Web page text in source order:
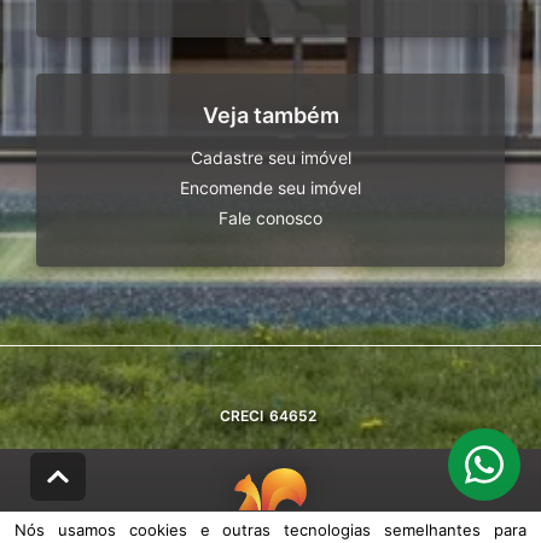
Veja também
Cadastre seu imóvel
Encomende seu imóvel
Fale conosco
CRECI 64652
Nós usamos cookies e outras tecnologias semelhantes para